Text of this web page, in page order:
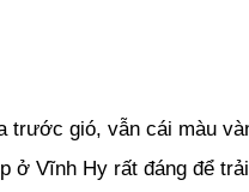
trước gió, vẫn cái màu
ở Vĩnh Hy rất đáng để